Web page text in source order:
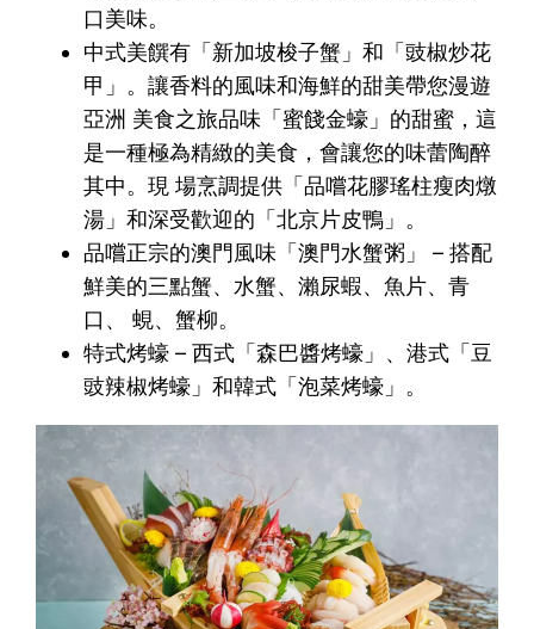
口美味。
中式美饌有「新加坡梭子蟹」和「豉椒炒花
甲」。讓香料的風味和海鮮的甜美帶您漫遊
亞洲 美食之旅品味「蜜餞金蠔」的甜蜜，這
是一種極為精緻的美食，會讓您的味蕾陶醉
其中。現 場烹調提供「品嚐花膠瑤柱瘦肉燉
湯」和深受歡迎的「北京片皮鴨」。
品嚐正宗的澳門風味「澳門水蟹粥」 – 搭配
鮮美的三點蟹、水蟹、瀨尿蝦、魚片、青
口、 蜆、蟹柳。
特式烤蠔 – 西式「森巴醬烤蠔」、港式「豆
豉辣椒烤蠔」和韓式「泡菜烤蠔」。